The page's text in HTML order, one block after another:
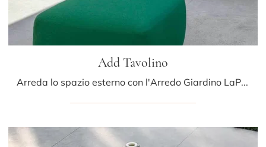
Add Tavolino
Arreda lo spazio esterno con l'Arredo Giardino LaPalma! Set e tavolini da giardino in HPL, come il modello Add Tavolino, ti aspettano!